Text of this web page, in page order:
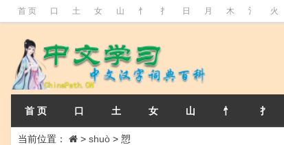
首 页 口 土 女 山 忄 扌 日 月 木 氵 火
首 页 口 土 女 山 忄 扌
当前位置： > shuò > 愬